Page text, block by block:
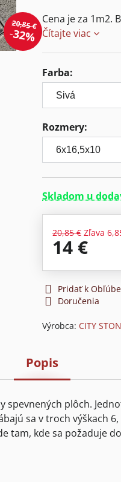
20,85 €
32%
Cena je za 1m2.
Čítajte viac
Farba:
Rozmery:
Skladom u
20,85 € Zľava
14 €
Pridať k
Doručenia
Výrobca: CITY
Popis
spevnených plôch.
sa v troch výškach
tam, kde sa požaduje